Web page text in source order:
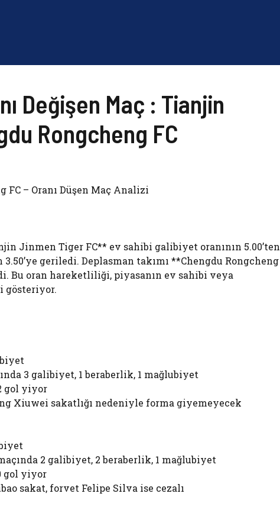
Değişen Maç : Tianjin
Rongcheng FC
– Oranı Düşen Maç Analizi
Jinmen Tiger FC** ev sahibi galibiyet oranının 5.00’ten
3.50’ye geriledi. Deplasman takımı **Chengdu Rongcheng
Bu oran hareketliliği, piyasanın ev sahibi veya
gösteriyor.
3 galibiyet, 1 beraberlik, 1 mağlubiyet
gol yiyor
Xiuwei sakatlığı nedeniyle forma giyemeyecek
2 galibiyet, 2 beraberlik, 1 mağlubiyet
gol yiyor
sakat, forvet Felipe Silva ise cezalı